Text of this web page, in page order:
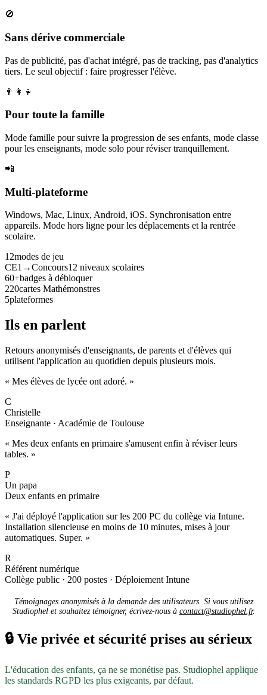
🚫
Sans dérive commerciale
Pas de publicité, pas d'achat intégré, pas de tracking, pas d'analytics
tiers. Le seul objectif : faire progresser l'élève.
👨‍👩‍👧
Pour toute la famille
Mode famille pour suivre la progression de ses enfants, mode classe
pour les enseignants, mode solo pour réviser tranquillement.
📲
Multi-plateforme
Windows, Mac, Linux, Android, iOS. Synchronisation entre
appareils. Mode hors ligne pour les déplacements et la rentrée
scolaire.
12modes de jeu
CE1→Concours12 niveaux scolaires
60+badges à débloquer
220cartes Mathémonstres
5plateformes
Ils en parlent
Retours anonymisés d'enseignants, de parents et d'élèves qui
utilisent l'application au quotidien depuis plusieurs mois.
« Mes élèves de lycée ont adoré. »
C
Christelle
Enseignante · Académie de Toulouse
« Mes deux enfants en primaire s'amusent enfin à réviser leurs
tables. »
P
Un papa
Deux enfants en primaire
« J'ai déployé l'application sur les 200 PC du collège via Intune.
Installation silencieuse en moins de 10 minutes, mises à jour
automatiques. Super. »
R
Référent numérique
Collège public · 200 postes · Déploiement Intune
Témoignages anonymisés à la demande des utilisateurs. Si vous utilisez
Studiophel et souhaitez témoigner, écrivez-nous à contact@studiophel.fr.
🔒 Vie privée et sécurité prises au sérieux
L'éducation des enfants, ça ne se monétise pas. Studiophel applique
les standards RGPD les plus exigeants, par défaut.